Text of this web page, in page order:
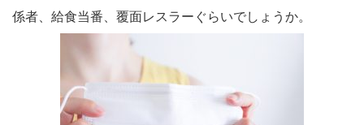
係者、給食当番、覆面レスラーぐらいでしょうか。